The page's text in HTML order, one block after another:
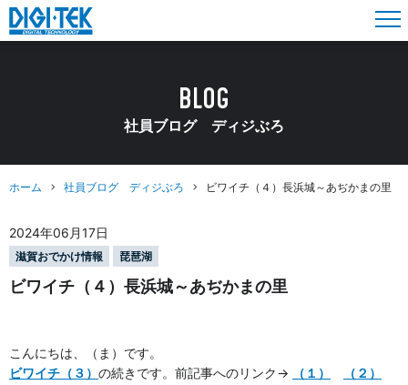
BLOG
社員ブログ ディジぶろ
ホーム 社員ブログ ディジぶろ ビワイチ（４）長浜城～あぢかまの里
2024年06月17日
滋賀おでかけ情報 琵琶湖
ビワイチ（４）長浜城～あぢかまの里
こんにちは、（ま）です。
ビワイチ（３） の続きです。前記事へのリンク→ （ １） （２）